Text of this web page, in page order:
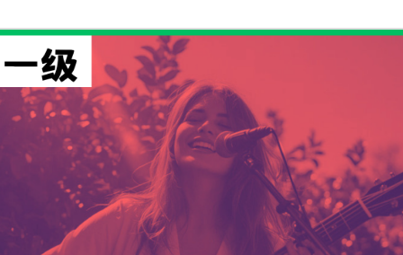
至
容